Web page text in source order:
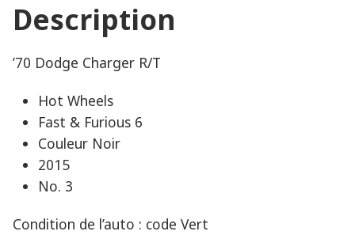
Description
’70 Dodge Charger R/T
Hot Wheels
Fast & Furious 6
Couleur Noir
2015
No. 3
Condition de l’auto : code Vert